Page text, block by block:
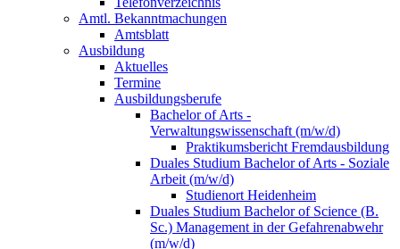
Amtl. Bekanntmachungen
Amtsblatt
Ausbildung
Aktuelles
Termine
Ausbildungsberufe
Bachelor of Arts -
Verwaltungswissenschaft (m/w/d)
Praktikumsbericht Fremdausbildung
Duales Studium Bachelor of Arts - Soziale
Arbeit (m/w/d)
Studienort Heidenheim
Duales Studium Bachelor of Science (B.
Sc.) Management in der Gefahrenabwehr
(m/w/d)